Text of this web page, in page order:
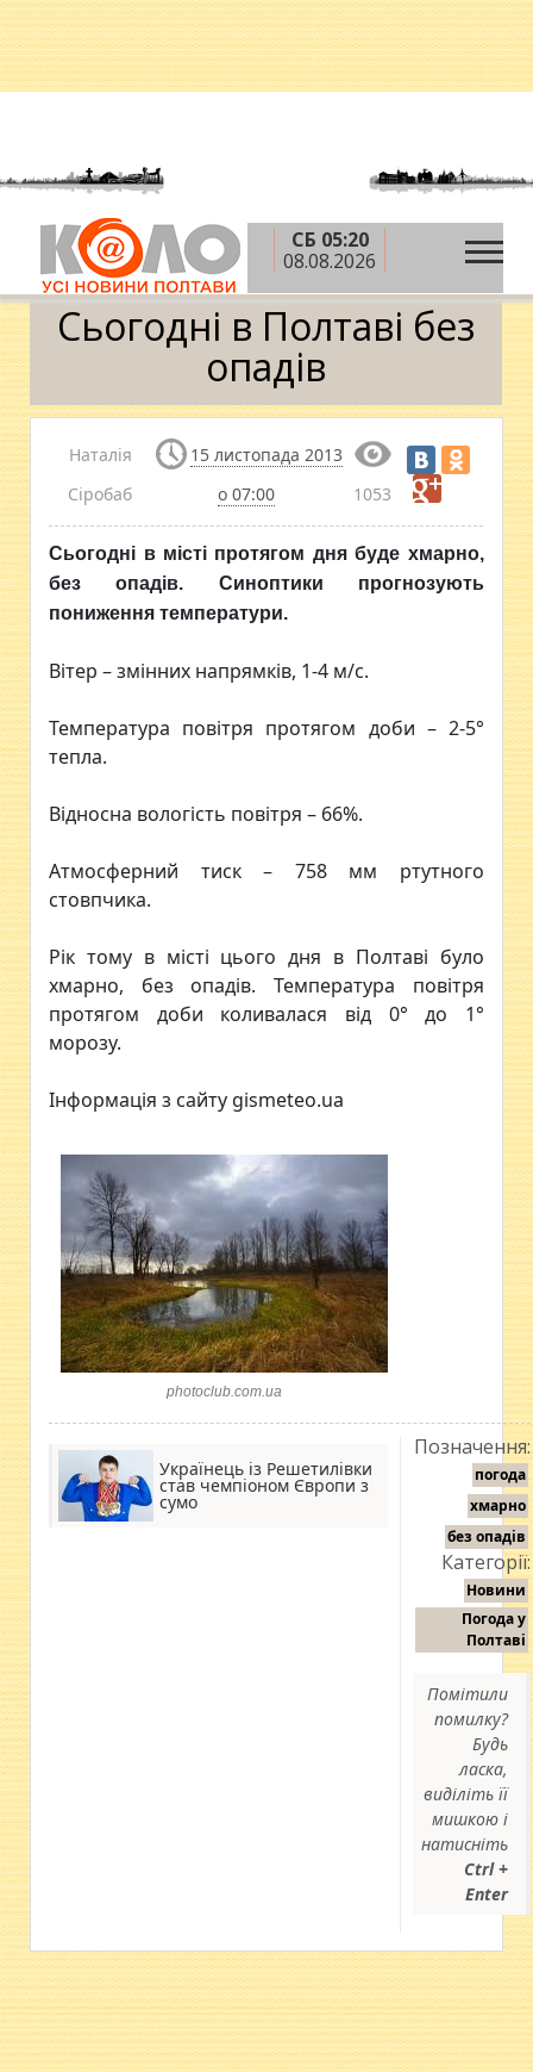
СБ 05:20
08.08.2026
Головна » Погода у Полтаві »Сьогодні в Полтаві
без опадів
Сьогодні в Полтаві без
опадів
Наталія
Сіробаб
15 листопада 2013
о 07:00
1053
Сьогодні в місті протягом дня буде хмарно,
без опадів. Синоптики прогнозують
пониження температури.
Вітер – змінних напрямків, 1-4 м/с.
Температура повітря протягом доби – 2-5°
тепла.
Відносна вологість повітря – 66%.
Атмосферний тиск – 758 мм ртутного
стовпчика.
Рік тому в місті цього дня в Полтаві було
хмарно, без опадів. Температура повітря
протягом доби коливалася від 0° до 1°
морозу.
Інформація з сайту gismeteo.ua
photoclub.com.ua
Українець із Решетилівки
став чемпіоном Європи з
сумо
Позначення:
погода
хмарно
без опадів
Категорії:
Новини
Погода у
Полтаві
Помітили
помилку?
Будь
ласка,
виділіть її
мишкою і
натисніть
Ctrl +
Enter